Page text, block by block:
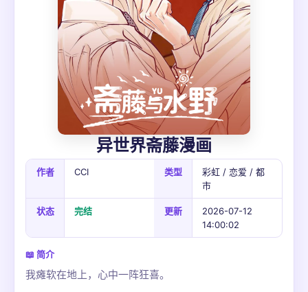
异世界斋藤漫画
作者 CCI 类型
彩虹 / 恋爱 / 都
市
状态 完结 更新
2026-07-12
14:00:02
📖 简介
我瘫软在地上，心中一阵狂喜。